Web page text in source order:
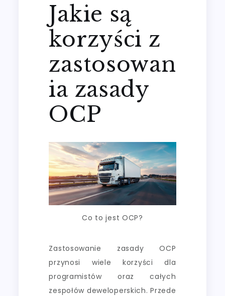
Jakie są
korzyści z
zastosowan
ia zasady
OCP
Co to jest OCP?
Zastosowanie zasady OCP
przynosi wiele korzyści dla
programistów oraz całych
zespołów deweloperskich. Przede